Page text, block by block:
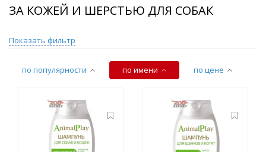
ЗА КОЖЕЙ И ШЕРСТЬЮ ДЛЯ СОБАК
Показать фильтр
по популярности по имени по цене